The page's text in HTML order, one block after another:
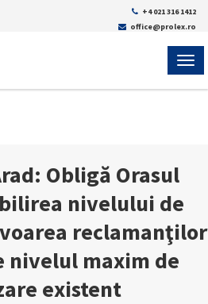
+4 021 316 1412
office@prolex.ro
Obligă Orasul
nivelului de
reclamanţilor
nivelul maxim de
existent